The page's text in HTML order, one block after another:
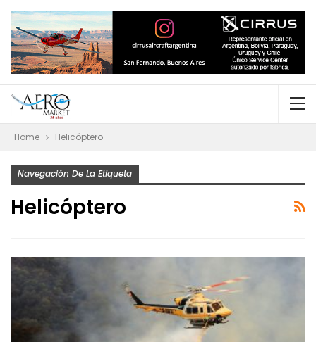
Home Helicóptero
Navegación De La Etiqueta
Helicóptero